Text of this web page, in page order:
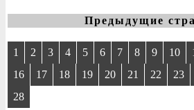
Предыдущие
1 2 3 4 5 6 7 8 9 10
16
17 18 19 20 21 22 23
28